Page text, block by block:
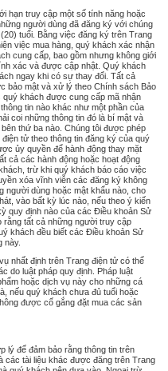
truy cập một số tính năng hoặc
người dùng đã đăng ký với chúng
tuổi. Bằng việc đăng ký trên Trang
việc mua hàng, quý khách xác nhận
cung cấp, bao gồm nhưng không giới
xác và được cập nhật. Quý khách
ngay khi có sự thay đổi. Tất cả
bảo mật và xử lý theo Chính sách Bảo
khách được cung cấp mã nhận
tin nào khác như một phần của
coi những thông tin đó là bí mật và
thứ ba nào. Chúng tôi được phép
tử theo thông tin đăng ký của quý
ủy quyền để hành động thay mặt
cả các hành động hoặc hoạt động
trừ khi quý khách báo cáo việc
xóa vĩnh viễn các đăng ký không
người dùng hoặc mật khẩu nào, cho
vào bất kỳ lúc nào, nếu theo ý kiến
quy định nào của các Điều khoản Sử
rằng tất cả những người truy cập
khách đều biết các Điều khoản Sử
này.
nhất định trên Trang điện tử có thể
do luật pháp quy định. Pháp luật
hoặc dịch vụ này cho những cá
nếu quý khách chưa đủ tuổi hoặc
được cố gắng đặt mua các sản
để đảm bảo rằng thông tin trên
các tài liệu khác được đăng trên Trang